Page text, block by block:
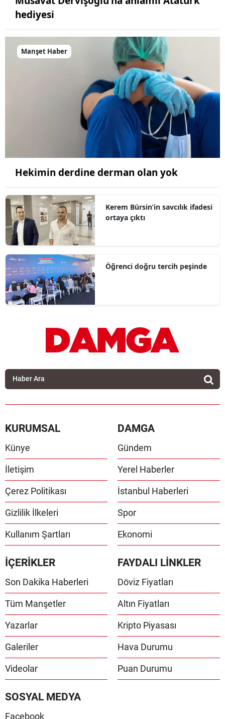
hediyesi
Manşet Haber
Hekimin derdine derman olan yok
Kerem Bürsin’in savcılık ifadesi
ortaya çıktı
Öğrenci doğru tercih peşinde
KURUMSAL
Künye
İletişim
Çerez Politikası
Gizlilik İlkeleri
Kullanım Şartları
DAMGA
Gündem
Yerel Haberler
İstanbul Haberleri
Spor
Ekonomi
İÇERİKLER
Son Dakika Haberleri
Tüm Manşetler
Yazarlar
Galeriler
Videolar
FAYDALI LİNKLER
Döviz Fiyatları
Altın Fiyatları
Kripto Piyasası
Hava Durumu
Puan Durumu
SOSYAL MEDYA
Facebook